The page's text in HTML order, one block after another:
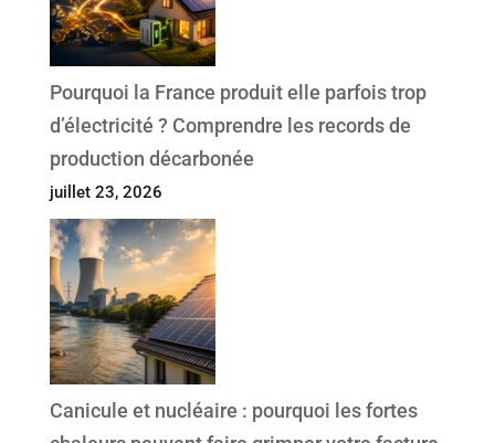
Pourquoi la France produit elle parfois trop
d’électricité ? Comprendre les records de
production décarbonée
juillet 23, 2026
Canicule et nucléaire : pourquoi les fortes